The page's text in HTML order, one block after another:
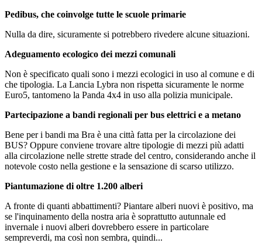
Pedibus, che coinvolge tutte le scuole primarie
Nulla da dire, sicuramente si potrebbero rivedere alcune situazioni.
Adeguamento ecologico dei mezzi comunali
Non è specificato quali sono i mezzi ecologici in uso al comune e di
che tipologia. La Lancia Lybra non rispetta sicuramente le norme
Euro5, tantomeno la Panda 4x4 in uso alla polizia municipale.
Partecipazione a bandi regionali per bus elettrici e a metano
Bene per i bandi ma Bra è una città fatta per la circolazione dei
BUS? Oppure conviene trovare altre tipologie di mezzi più adatti
alla circolazione nelle strette strade del centro, considerando anche il
notevole costo nella gestione e la sensazione di scarso utilizzo.
Piantumazione di oltre 1.200 alberi
A fronte di quanti abbattimenti? Piantare alberi nuovi è positivo, ma
se l'inquinamento della nostra aria è soprattutto autunnale ed
invernale i nuovi alberi dovrebbero essere in particolare
sempreverdi, ma così non sembra, quindi...